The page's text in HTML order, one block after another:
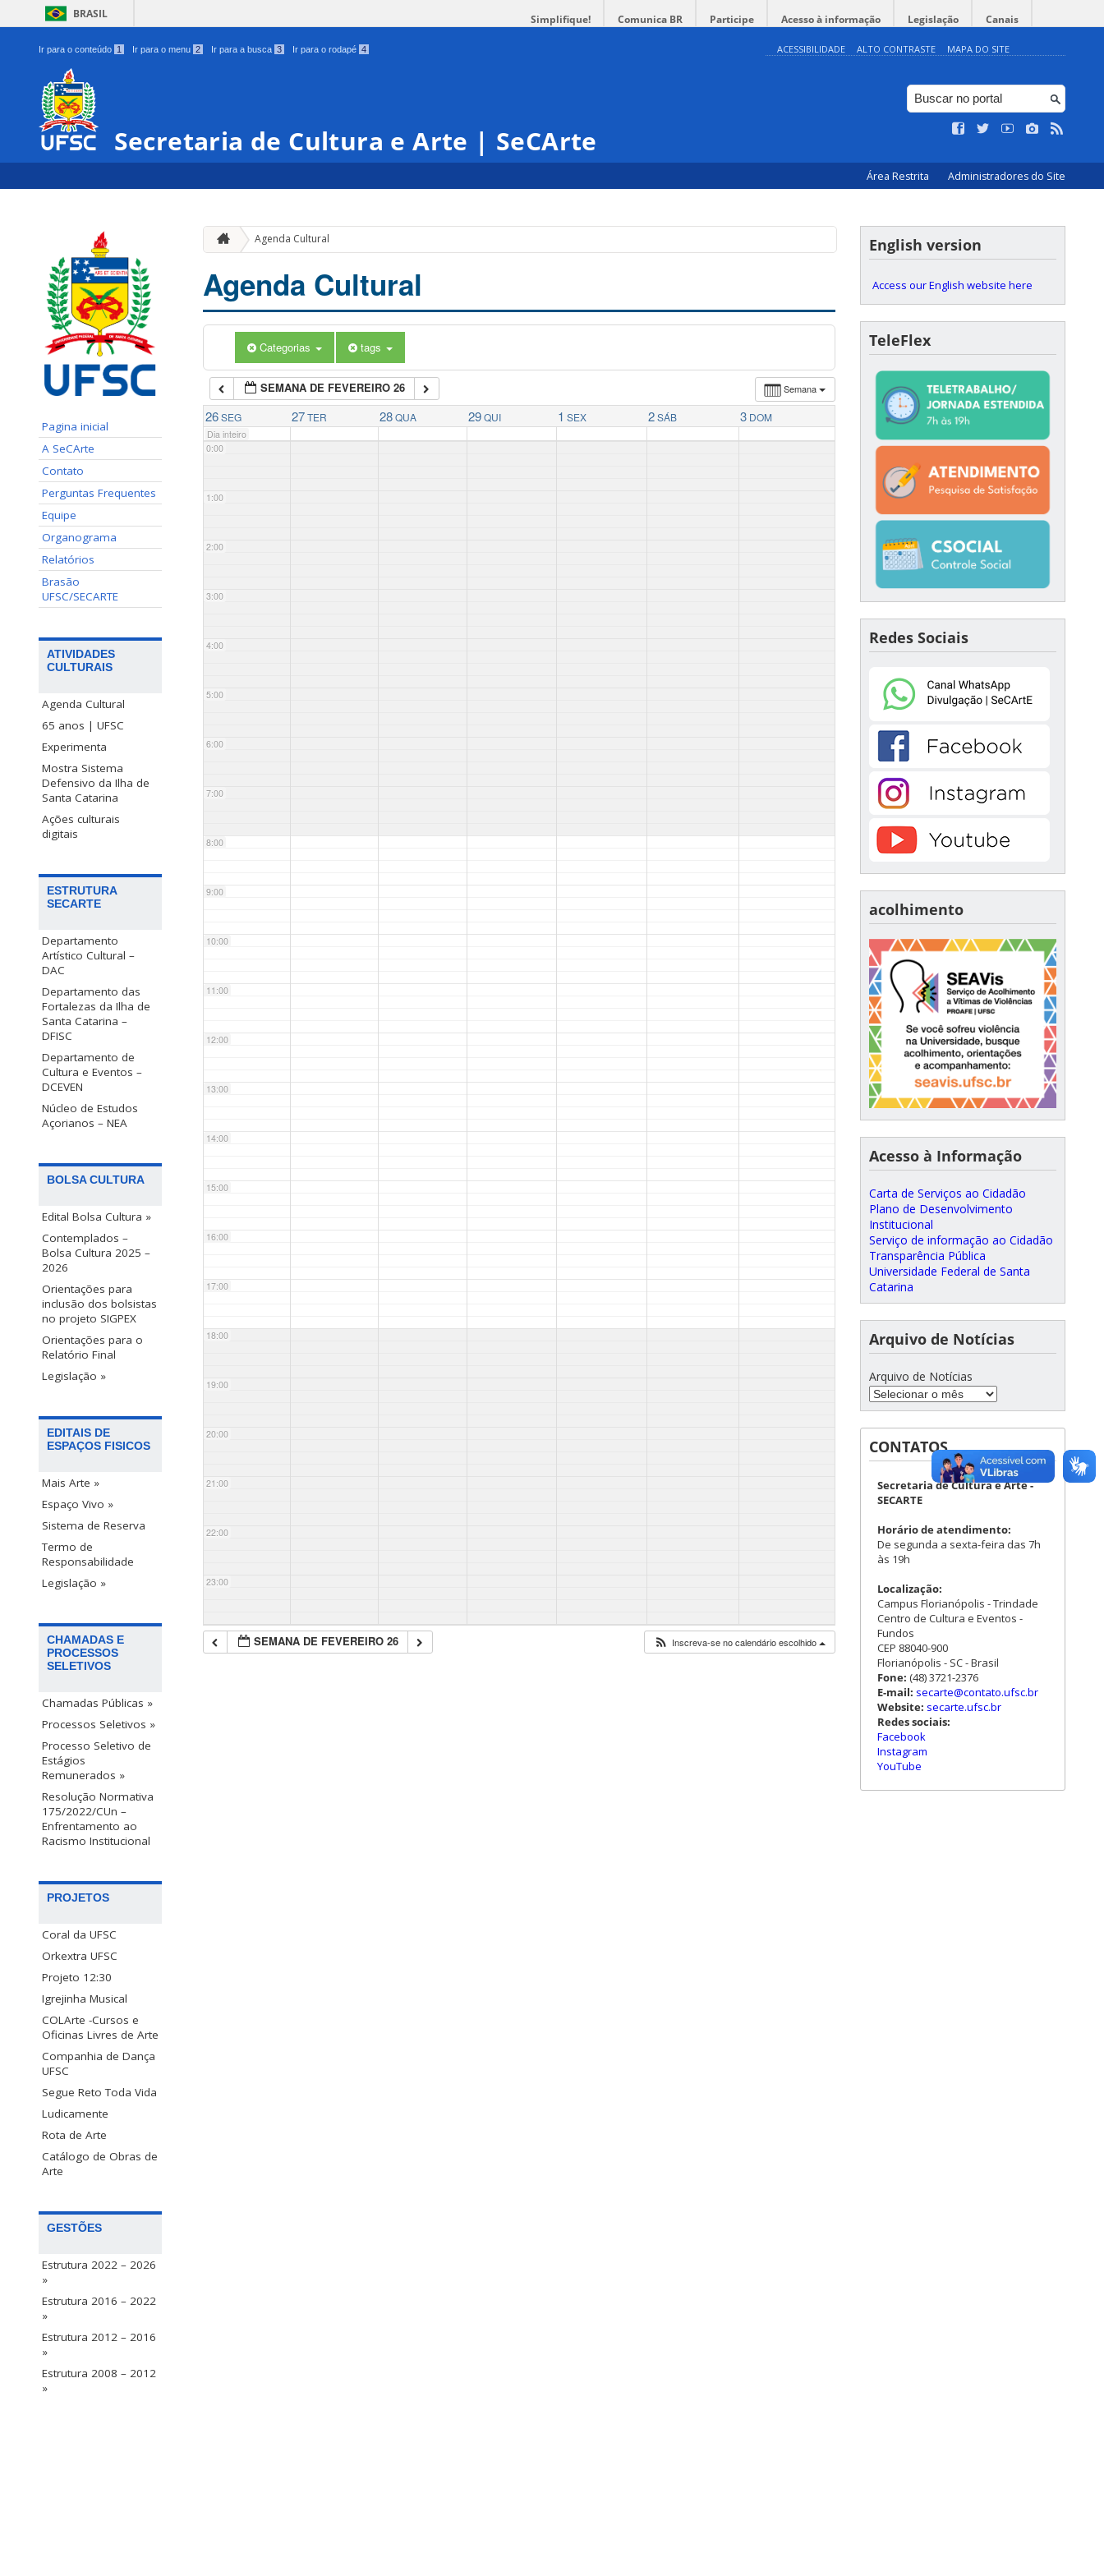
BRASIL Simplifique! Comunica BR Participe Acesso à informação Legislação Canais
Ir para o conteúdo 1 Ir para o menu 2 Ir para a busca 3 Ir para o rodapé 4 ACESSIBILIDADE ALTO CONTRASTE MAPA DO SITE
Secretaria de Cultura e Arte | SeCArte
Área Restrita Administradores do Site
Pagina inicial
A SeCArte
Contato
Perguntas Frequentes
Equipe
Organograma
Relatórios
Brasão
UFSC/SECARTE
ATIVIDADES
CULTURAIS
Agenda Cultural
65 anos | UFSC
Experimenta
Mostra Sistema
Defensivo da Ilha de
Santa Catarina
Ações culturais
digitais
ESTRUTURA
SECARTE
Departamento
Artístico Cultural –
DAC
Departamento das
Fortalezas da Ilha de
Santa Catarina –
DFISC
Departamento de
Cultura e Eventos –
DCEVEN
Núcleo de Estudos
Açorianos – NEA
BOLSA CULTURA
Edital Bolsa Cultura »
Contemplados –
Bolsa Cultura 2025 –
2026
Orientações para
inclusão dos bolsistas
no projeto SIGPEX
Orientações para o
Relatório Final
Legislação »
EDITAIS DE
ESPAÇOS FISICOS
Mais Arte »
Espaço Vivo »
Sistema de Reserva
Termo de
Responsabilidade
Legislação »
CHAMADAS E
PROCESSOS
SELETIVOS
Chamadas Públicas »
Processos Seletivos »
Processo Seletivo de
Estágios
Remunerados »
Resolução Normativa
175/2022/CUn –
Enfrentamento ao
Racismo Institucional
PROJETOS
Coral da UFSC
Orkextra UFSC
Projeto 12:30
Igrejinha Musical
COLArte -Cursos e
Oficinas Livres de Arte
Companhia de Dança
UFSC
Segue Reto Toda Vida
Ludicamente
Rota de Arte
Catálogo de Obras de
Arte
GESTÕES
Estrutura 2022 – 2026
»
Estrutura 2016 – 2022
»
Estrutura 2012 – 2016
»
Estrutura 2008 – 2012
»
Agenda Cultural
Agenda Cultural
Categorias tags
Semana
SEMANA DE FEVEREIRO 26
26 SEG 27 TER 28 QUA 29 QUI 1 SEX 2 SÁB 3 DOM
Dia inteiro
0:00
1:00
2:00
3:00
4:00
5:00
6:00
7:00
8:00
9:00
10:00
11:00
12:00
13:00
14:00
15:00
16:00
17:00
18:00
19:00
20:00
21:00
22:00
23:00
SEMANA DE FEVEREIRO 26 Inscreva-se no calendário escolhido
English version
Access our English website here
TeleFlex
Redes Sociais
acolhimento
Acesso à Informação
Carta de Serviços ao Cidadão
Plano de Desenvolvimento
Institucional
Serviço de informação ao Cidadão
Transparência Pública
Universidade Federal de Santa
Catarina
Arquivo de Notícias
Arquivo de Notícias
CONTATOS
Secretaria de Cultura e Arte -
SECARTE
Horário de atendimento:
De segunda a sexta-feira das 7h
às 19h
Localização:
Campus Florianópolis - Trindade
Centro de Cultura e Eventos -
Fundos
CEP 88040-900
Florianópolis - SC - Brasil
Fone: (48) 3721-2376
E-mail: secarte@contato.ufsc.br
Website: secarte.ufsc.br
Redes sociais:
Facebook
Instagram
YouTube